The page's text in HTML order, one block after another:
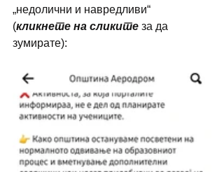
„недолични и навредливи“
(кликнете на сликите за да
зумирате):